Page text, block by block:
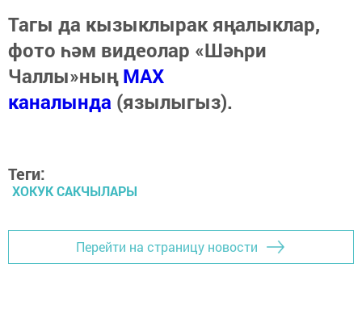
Тагы да кызыклырак яңалыклар,
фото һәм видеолар «Шәһри
Чаллы»ныңMAX
каналында (язылыгыз).
Теги:
ХОКУК САКЧЫЛАРЫ
Перейти на страницу новости